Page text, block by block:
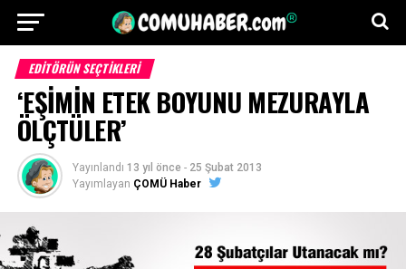
EDITÖRÜN SEÇTIKLERI
‘EŞİMİN ETEK BOYUNU MEZURAYLA
ÖLÇTÜLER’
Yayınlandı 13 yıl önce - 25 Şubat 2013
Yayımlayan ÇOMÜ Haber